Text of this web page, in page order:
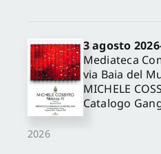
2026
3 agosto
Mediateca
via Baia del
MICHELE
Catalogo